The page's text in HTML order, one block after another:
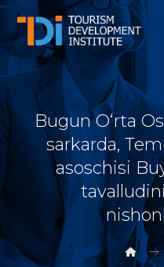
Bugun O‘rta
sarkarda,
asoschisi